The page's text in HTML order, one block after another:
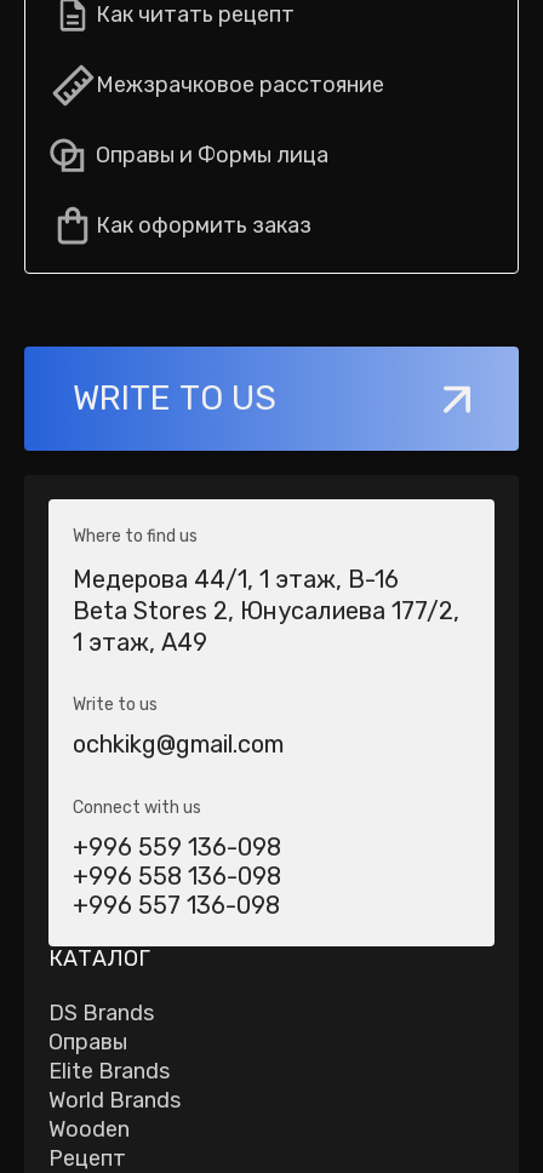
Как читать рецепт
Межзрачковое расстояние
Оправы и Формы лица
Как оформить заказ
WRITE TO US
Where to find us
Медерова 44/1​, 1 этаж, В-16
Beta Stores 2​, Юнусалиева 177/2,
1 этаж, А49
Write to us
ochkikg@gmail.com
Connect with us
+996 559 136-098
+996 558 136-098
+996 557 136-098
КАТАЛОГ
DS Brands
Оправы
Elite Brands
World Brands
Wooden
Рецепт